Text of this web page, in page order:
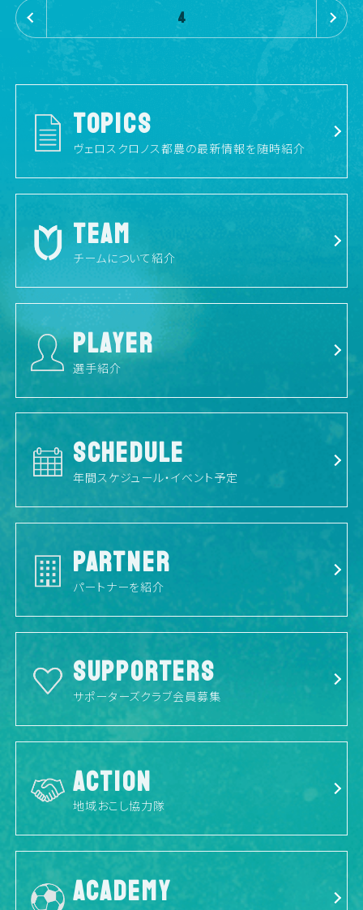
4 »
TOPICS
ヴェロスクロノス都農の最新情報を随時紹介
TEAM
チームについて紹介
PLAYER
選手紹介
SCHEDULE
年間スケジュール・イベント予定
PARTNER
パートナーを紹介
SUPPORTERS
サポーターズクラブ会員募集
ACTION
地域おこし協力隊
ACADEMY